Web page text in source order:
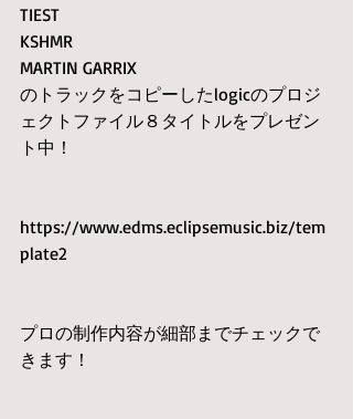
TIEST
KSHMR
MARTIN GARRIX
のトラックをコピーしたlogicのプロジ
ェクトファイル８タイトルをプレゼン
ト中！
https://www.edms.eclipsemusic.biz/tem
plate2
プロの制作内容が細部までチェックで
きます！